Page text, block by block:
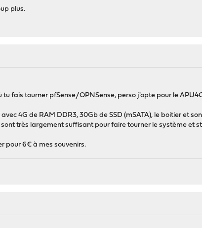
plus.
fais tourner pfSense/OPNSense, perso j'opte pour le
4G de RAM DDR3, 30Gb de SSD (mSATA), le boitier et
sont très largement suffisant pour faire tourner le système et
pour 6€ à mes souvenirs.